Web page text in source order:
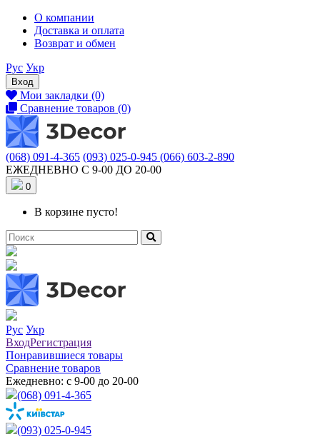
О компании
Доставка и оплата
Возврат и обмен
Рус Укр
Вход
Мои закладки (0)
Сравнение товаров (0)
(068) 091-4-365 (093) 025-0-945 (066) 603-2-890
ЕЖЕДНЕВНО С 9-00 ДО 20-00
0
В корзине пусто!
Рус Укр
ВходРегистрация
Понравившиеся товары
Сравнение товаров
Ежедневно: с 9-00 до 20-00
(068) 091-4-365
(093) 025-0-945